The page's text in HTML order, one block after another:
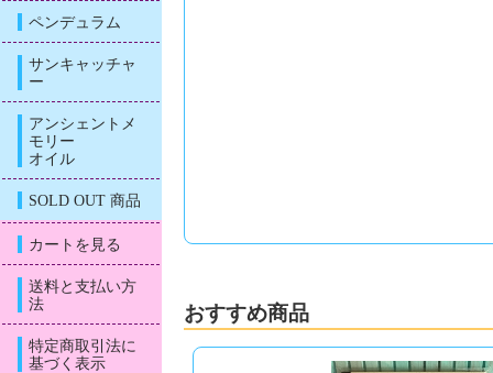
ペンデュラム
サンキャッチャ
ー
アンシェントメ
モリー
オイル
SOLD OUT 商品
カートを見る
送料と支払い方
法
特定商取引法に
基づく表示
おすすめ商品